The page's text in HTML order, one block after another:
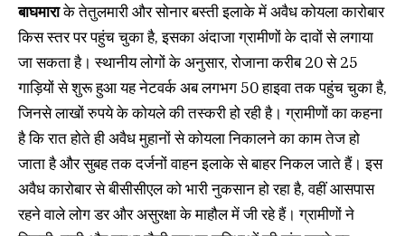
बाघमाराके तेतुलमारी और सोनार बस्ती इलाके में अवैध कोयला कारोबार
किस स्तर पर पहुंच चुका है, इसका अंदाजा ग्रामीणों के दावों से लगाया
जा सकता है। स्थानीय लोगों के अनुसार, रोजाना करीब 20 से 25
गाड़ियों से शुरू हुआ यह नेटवर्क अब लगभग 50 हाइवा तक पहुंच चुका है,
जिनसे लाखों रुपये के कोयले की तस्करी हो रही है। ग्रामीणों का कहना
है कि रात होते ही अवैध मुहानों से कोयला निकालने का काम तेज हो
जाता है और सुबह तक दर्जनों वाहन इलाके से बाहर निकल जाते हैं। इस
अवैध कारोबार से बीसीसीएल को भारी नुकसान हो रहा है, वहीं आसपास
रहने वाले लोग डर और असुरक्षा के माहौल में जी रहे हैं। ग्रामीणों ने